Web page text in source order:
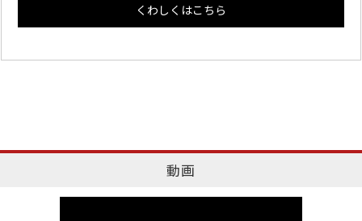
くわしくはこちら
動画